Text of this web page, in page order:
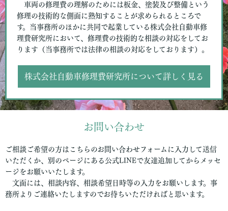
車両の修理費の理解のためには板金、塗装及び整備という
修理の技術的な側面に熟知することが求められるところで
す。当事務所のほかに共同で起業している株式会社自動車修
理費研究所において、修理費の技術的な相談の対応をしてお
ります（当事務所では法律の相談の対応をしております）。
株式会社自動車修理費研究所について詳しく見る
お問い合わせ
ご相談ご希望の方はこちらのお問い合わせフォームに入力して送信
いただくか、別のページにある公式LINEで友達追加してからメッセ
ージをお願いいたします。
文面には、相談内容、相談希望日時等の入力をお願いします。事
務所よりご連絡いたしますのでお待ちいただければと思います。